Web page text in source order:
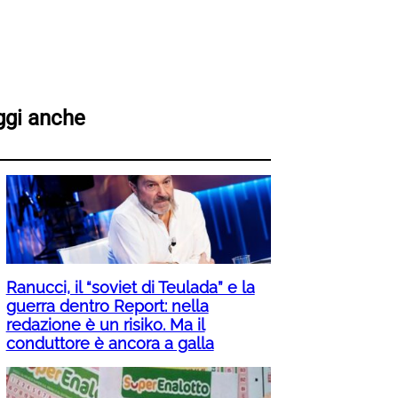
anche
Ranucci, il “soviet di Teulada” e la
guerra dentro Report: nella
redazione è un risiko. Ma il
conduttore è ancora a galla